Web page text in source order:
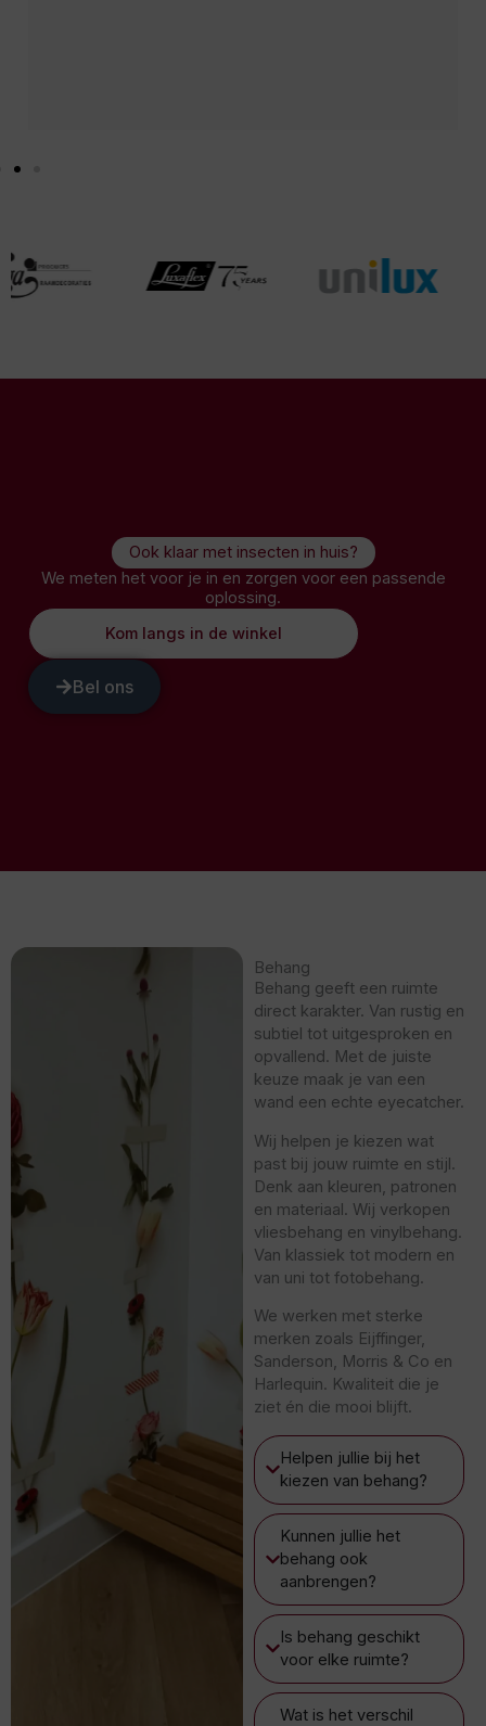
Ook klaar met insecten in huis?
We meten het voor je in en zorgen voor een passende
oplossing.
Kom langs in de winkel
Bel ons
Behang
Behang geeft een ruimte
direct karakter. Van rustig en
subtiel tot uitgesproken en
opvallend. Met de juiste
keuze maak je van een
wand een echte eyecatcher.
Wij helpen je kiezen wat
past bij jouw ruimte en stijl.
Denk aan kleuren, patronen
en materiaal. Wij verkopen
vliesbehang en vinylbehang.
Van klassiek tot modern en
van uni tot fotobehang.
We werken met sterke
merken zoals Eijffinger,
Sanderson, Morris & Co en
Harlequin. Kwaliteit die je
ziet én die mooi blijft.
Helpen jullie bij het
kiezen van behang?
Kunnen jullie het
behang ook
aanbrengen?
Is behang geschikt
voor elke ruimte?
Wat is het verschil